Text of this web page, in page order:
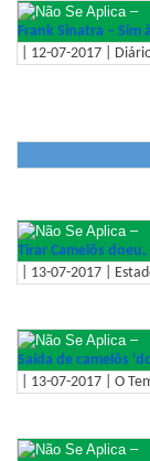
–
Frank Sinatra – Sim
| 12-07-2017 |
–
Tirar Camelôs doeu,
| 13-07-2017 |
–
Saída de camelôs
| 13-07-2017 | O
–